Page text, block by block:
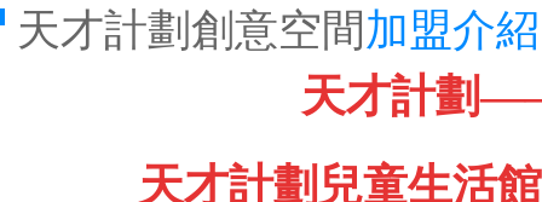
天才計劃創意空間加盟介紹
天才計劃
天才計劃兒童生活